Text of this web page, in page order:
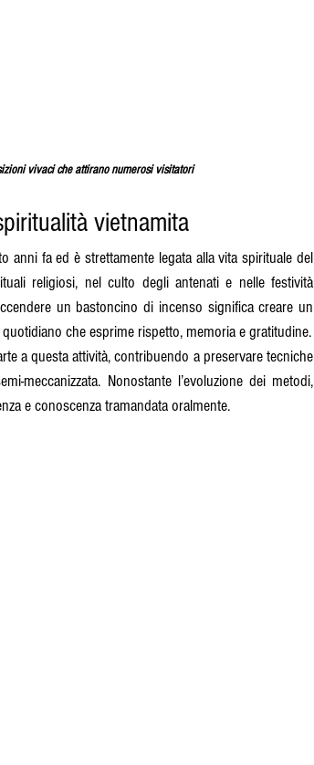
vivaci che attirano numerosi visitatori
vietnamita
anni fa ed è strettamente legata alla vita spirituale del
religiosi, nel culto degli antenati e nelle festività
un bastoncino di incenso significa creare un
che esprime rispetto, memoria e gratitudine.
a questa attività, contribuendo a preservare tecniche
meccanizzata. Nonostante l’evoluzione dei metodi,
e conoscenza tramandata oralmente.